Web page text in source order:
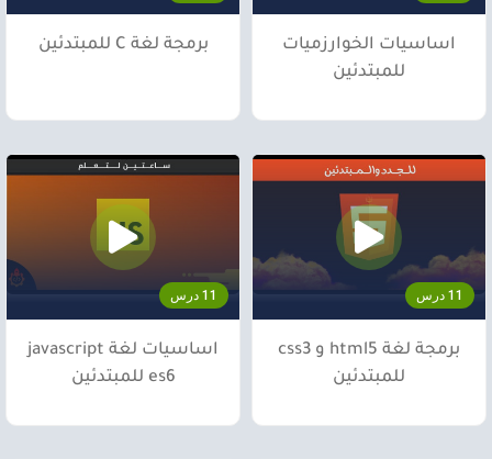
اساسيات الخوارزميات
للمبتدئين
برمجة لغة C للمبتدئين
11 درس
برمجة لغة html5 و css3
للمبتدئين
11 درس
اساسيات لغة javascript
es6 للمبتدئين